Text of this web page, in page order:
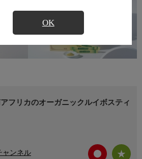
OK
フリカのオーガニックルイボスティ
ャンネル